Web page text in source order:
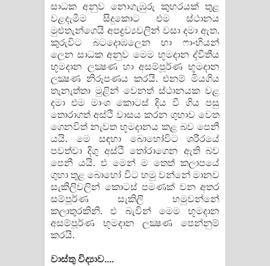
සාධක අනුව නොගැඹුරු කුහරයක් තුළ
වළදැමීම සිදුකොට එම ස්ථානය
මුළුතැන්ගෙයි අපද්‍රව්‍යවලින් වසා දමා ඇත.
කුරුවිට බටදොඹලෙන හා ෆා-හියන්
ලෙන සාධක අනුව මෙම භූමදාන ද්වීතීය
භූමදාන ලක්‍ෂණ හා අසම්පූර්ණ භූමදාන
ලක්‍ෂණ නිරූපණය කරයි. එනම් මියගිය
තැනැත්තා මුළින් වෙනත් ස්ථානයක වළ
දමා එම මාංශ කොටස් දිය වී ගිය පසු
තොරාගත් අස්ථි වාසය කරන ගුහාව වෙත
ගෙනවිත් නැවත භූමදානය කළ බව පෙනී
යයි. මෙ සඳහා බොහෝවිට ශරීරයේ
පවත්වා දිගු අස්ථි තෝරාගෙන ඇති බව
පෙනී යයි. එ මෙන් ම තෙත් කලාපයේ
ගුහා තුළ බොහෝ විට හමු වන්නේ මානව
සැකිලිවලින් කොටස් පමණක් වන අතර
සම්පූර්ණ සැකිලි හමුවන්නේ
කලාතුරකිනි. එ බැවින් මෙම භූමදාන
අසම්පූර්ණ භූමදාන ලක්‍ෂණ පෙන්නුම්
කරයි.
වාස්තු විද්‍යාව....